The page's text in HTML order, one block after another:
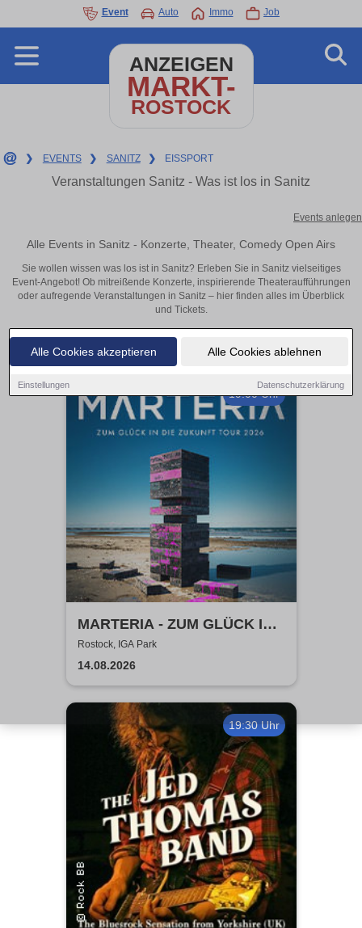
Alle Cookies akzeptieren Alle Cookies ablehnen
Einstellungen Datenschutzerklärung
Event Auto Immo Job
ANZEIGEN
MARKT-
ROSTOCK
❯ EVENTS ❯ SANITZ ❯ EISSPORT
Veranstaltungen Sanitz - Was ist los in Sanitz
Events anlegen
Alle Events in Sanitz - Konzerte, Theater, Comedy Open Airs
Sie wollen wissen was los ist in Sanitz? Erleben Sie in Sanitz vielseitiges
Event-Angebot! Ob mitreißende Konzerte, inspirierende Theateraufführungen
oder aufregende Veranstaltungen in Sanitz – hier finden alles im Überblick
und Tickets.
19:00 Uhr
MARTERIA - ZUM GLÜCK IN
DIE ZUKUNFT TOUR 2026
Rostock, IGA Park
14.08.2026
19:30 Uhr